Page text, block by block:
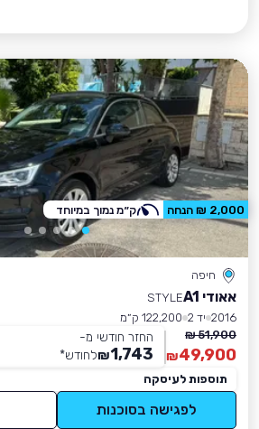
חיפה
אאודי A1
STYLE
2016 יד 2
122,200 ק״מ
51,900 ₪
49,900
₪
החזר חודשי מ-
1,743
₪לחודש*
תוספות לעיסקה
לפגישה בסוכנות
2,000 ₪ הנחה ק״מ נמוך במיוחד